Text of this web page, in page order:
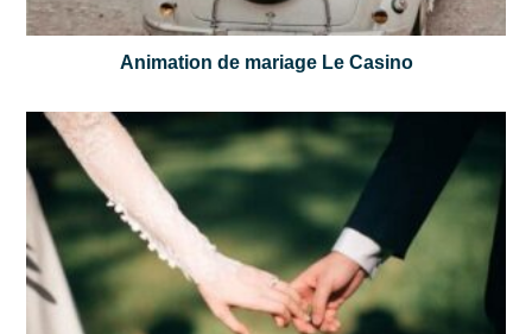
Animation de mariage Le Casino